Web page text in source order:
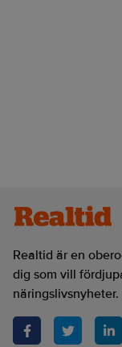
Realtid är en
dig som vill
näringslivsnyheter.